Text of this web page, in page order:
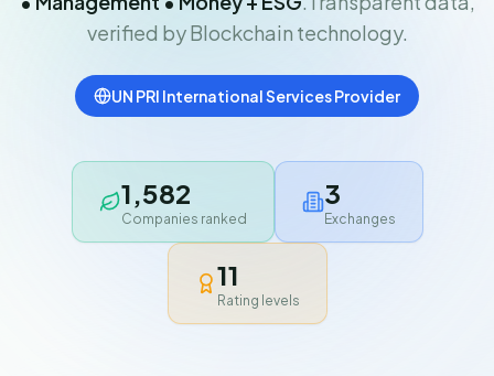
verified by Blockchain technology.
UN PRI International Services Provider
1,582
Companies ranked
3
Exchanges
11
Rating levels